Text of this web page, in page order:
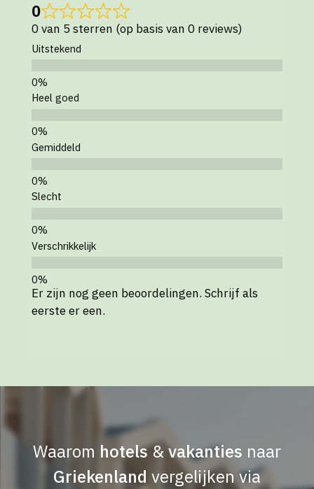
0
0 van 5 sterren (op basis van 0 reviews)
Uitstekend
Heel goed
Gemiddeld
Slecht
Verschrikkelijk
Er zijn nog geen beoordelingen. Schrijf als
eerste er een.
Waarom hotels&vakanties naar
Griekenland vergelijken via